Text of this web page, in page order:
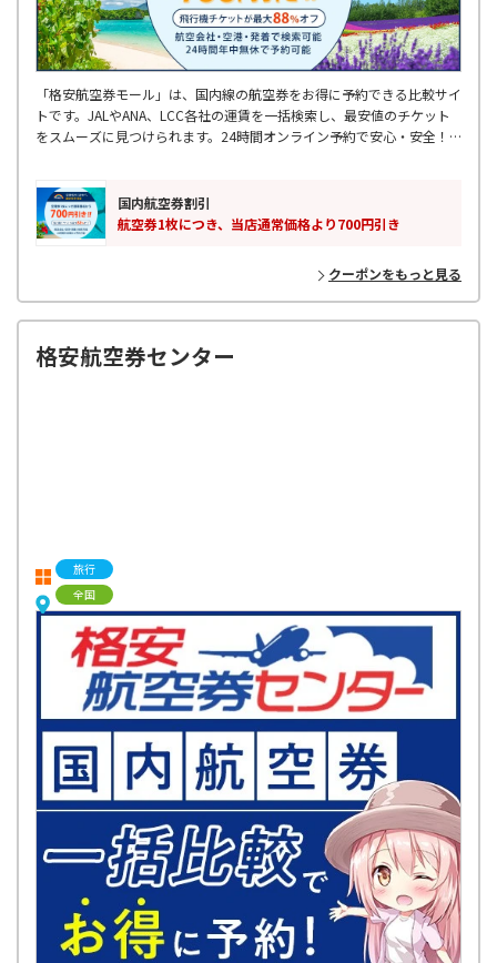
「格安航空券モール」は、国内線の航空券をお得に予約できる比較サイ
トです。JALやANA、LCC各社の運賃を一括検索し、最安値のチケット
をスムーズに見つけられます。24時間オンライン予約で安心・安全！
国内航空券割引
航空券1枚につき、当店通常価格より700円引き
クーポンをもっと見る
格安航空券センター
旅行
全国